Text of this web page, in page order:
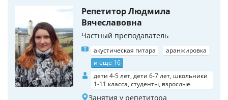
Репетитор Людмила
Вячеславовна
Частный преподаватель
акустическая гитара
аранжировка
и еще 16
дети 4-5 лет, дети 6-7 лет, школьники
1-11 класса, студенты, взрослые
Занятия у репетитора